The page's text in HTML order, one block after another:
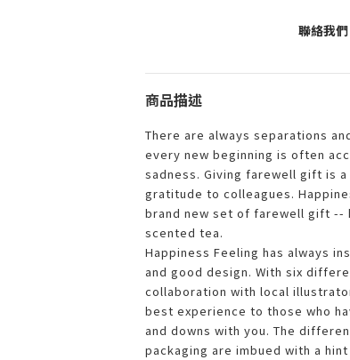
聯絡我們
商品描述
There are always separations
every new beginning is often
sadness. Giving farewell gift is
gratitude to colleagues.
brand new set of farewell gift --
scented tea.
Happiness Feeling has always
and good design. With six
collaboration with local
best experience to those who
and downs with you. The
packaging are imbued with a